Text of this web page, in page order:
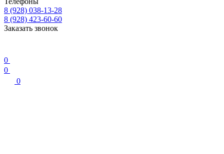
8 (928) 038-13-28
8 (928) 423-60-60
Заказать звонок
0
0
0